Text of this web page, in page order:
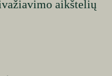
aikštelių